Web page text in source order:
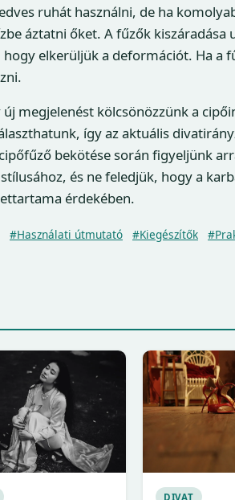
ruhát használni, de ha
áztatni őket. A fűzők kiszáradása
elkerüljük a deformációt. Ha a
megjelenést kölcsönözzünk a
így az aktuális
bekötése során figyeljünk
és ne feledjük, hogy a
érdekében.
#Használati útmutató #Kiegészítők
DIVAT